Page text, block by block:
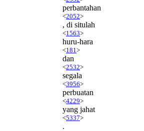
perbantahan
<2052>
, di situlah
<1563>
huru-hara
<181 >
dan
<2532>
segala
<3956>
perbuatan
<4229>
yang jahat
<5337>
.